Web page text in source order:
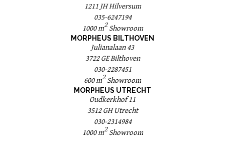
1211 JH Hilversum
035-6247194
1000 m2Showroom
MORPHEUS BILTHOVEN
Julianalaan 43
3722 GE Bilthoven
030-2287451
600 m2 Showroom
MORPHEUS UTRECHT
Oudkerkhof 11
3512 GH Utrecht
030-2314984
1000 m2Showroom